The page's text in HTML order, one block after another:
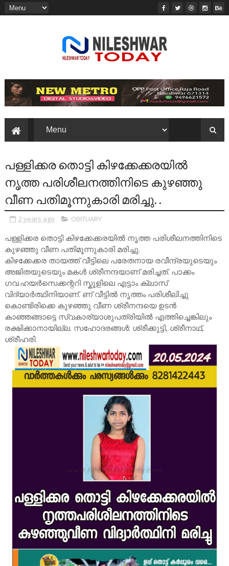
പള്ളിക്കര തൊട്ടി കിഴക്കേക്കരയിൽ
നൃത്ത പരിശീലനത്തിനിടെ കുഴഞ്ഞു
വീണ പതിമൂന്നുകാരി മരിച്ചു. .
2 years ago OBITUARY
പള്ളിക്കര തൊട്ടി കിഴക്കേക്കരയിൽ നൃത്ത പരിശീലനത്തിനിടെ
കുഴഞ്ഞു വീണ പതിമൂന്നുകാരി മരിച്ചു.
കിഴക്കേക്കര തായത്ത് വീട്ടിലെ പരേതനായ രവീന്ദ്രയുടെയും
അജിതയുടെയും മകൾ ശ്രീനന്ദയാണ് മരിച്ചത്. പാക്കം
ഗവ.ഹയർസെക്കന്ററി സ്കൂളിലെ എട്ടാം ക്ലാസ്
വിദ്യാർത്ഥിനിയാണ്. ണ് വീട്ടിൽ നൃത്തം പരിശീലിച്ചു
കൊണ്ടിരിക്കെ കുഴഞ്ഞു വീണ ശ്രീനന്ദയെ ഉടൻ
കാഞ്ഞങ്ങാട്ടെ സ്വകാര്യാശുപത്രിയിൽ എത്തിച്ചെങ്കിലും
രക്ഷിക്കാനായില്ല. സഹോദരങ്ങൾ: ശ്രീക്കുട്ടി, ശ്രീനാഥ്,
ശ്രീഹരി.